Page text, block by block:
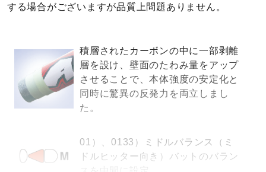
サポーター
ジュニア／キッズ
する場合がございますが品質上問題ありません。
積層されたカーボンの中に一部剥離
層を設け、壁面のたわみ量をアップ
させることで、本体強度の安定化と
同時に驚異の反発力を両立しまし
た。
01）、0133）ミドルバランス（ミ
ドルヒッター向き）バットのバラン